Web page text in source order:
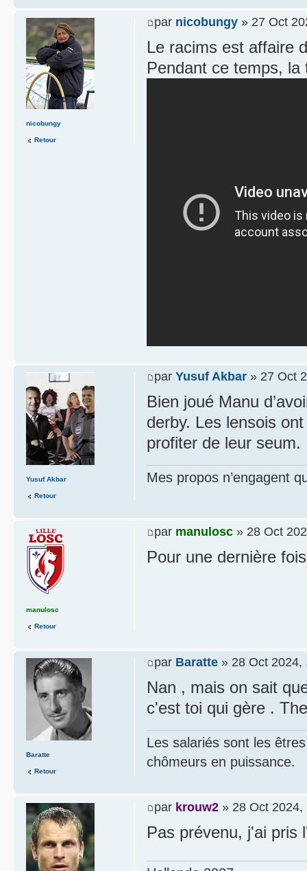
par nicobungy » 27 Oct
Le racims est affaire
Pendant ce temps,
nicobungy
Retour
par Yusuf Akbar » 27 Oct
Bien joué Manu
derby. Les lensois
profiter de leur seum.
Mes propos n’engagent
Yusuf Akbar
Retour
par manulosc » 28 Oct
Pour une dernière
manulosc
Retour
par Baratte » 28 Oct 2024,
Nan , mais on sait
c'est toi qui gère .
Les salariés sont les
chômeurs en puissance.
Baratte
Retour
par krouw2 » 28 Oct 2024,
Pas prévenu, j'ai pris